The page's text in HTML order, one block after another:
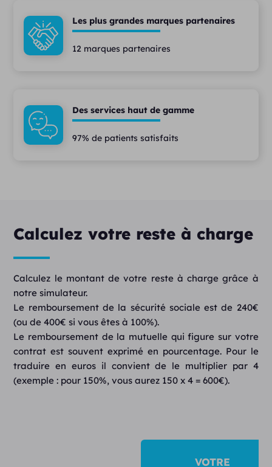
Les plus grandes marques partenaires
12 marques partenaires
Des services haut de gamme
97% de patients satisfaits
Calculez votre reste à charge
Calculez le montant de votre reste à charge grâce à
notre simulateur.
Le remboursement de la sécurité sociale est de 240€
(ou de 400€ si vous êtes à 100%).
Le remboursement de la mutuelle qui figure sur votre
contrat est souvent exprimé en pourcentage. Pour le
traduire en euros il convient de le multiplier par 4
(exemple : pour 150%, vous aurez 150 x 4 = 600€).
VOTRE